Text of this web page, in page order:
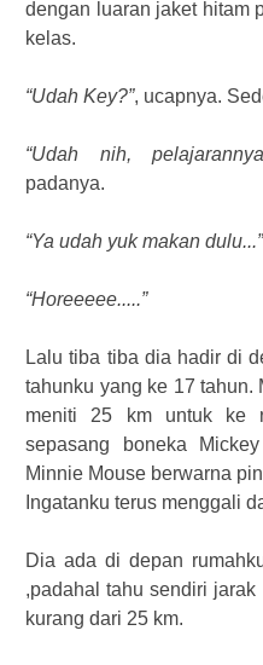
dengan luaran jaket hitam
kelas.
“Udah Key?”, ucapnya.
“Udah nih,
padanya.
“Ya udah yuk makan dulu...”
“Horeeeee.....”
Lalu tiba tiba dia hadir di
tahunku yang ke 17 tahun.
meniti 25 km untuk ke
sepasang boneka
Minnie Mouse berwarna
Ingatanku terus menggali
Dia ada di depan
,padahal tahu sendiri
kurang dari 25 km.